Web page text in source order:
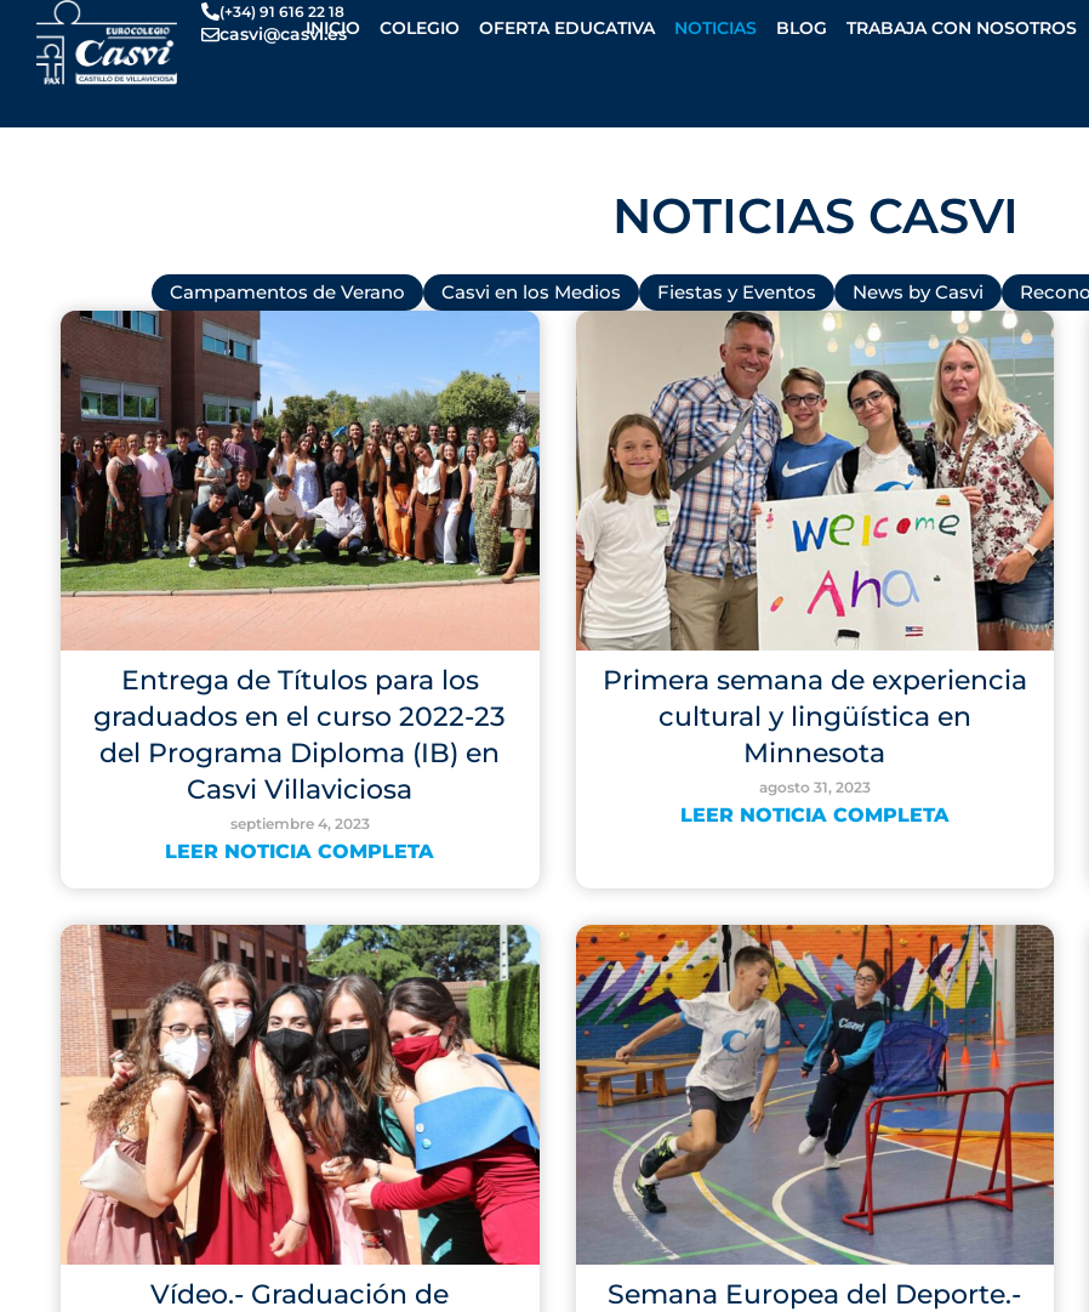
contenido
(+34) 91 616 22 18
casvi@casvi.es
INICIO COLEGIO OFERTA EDUCATIVA NOTICIAS BLOG TRABAJA CON NOSOTROS
NOTICIAS CASVI
Campamentos de Verano Casvi en los Medios Fiestas y Eventos News by Casvi
Entrega de Títulos para los
graduados en el curso 2022-23
del Programa Diploma (IB) en
Casvi Villaviciosa
septiembre 4, 2023
LEER NOTICIA COMPLETA
Primera semana de experiencia
cultural y lingüística en
Minnesota
agosto 31, 2023
LEER NOTICIA COMPLETA
Vídeo.- Graduación de
Semana Europea del Deporte.-
a
g
e
P
a
g
e
g
e
g
e
P
a
g
e